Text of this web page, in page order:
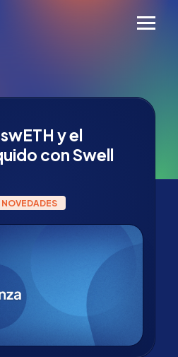
y el
con Swell
NOVEDADES